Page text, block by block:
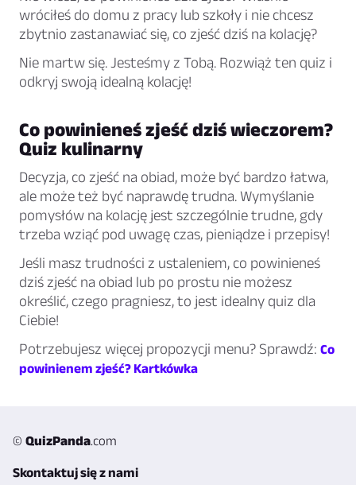
wróciłeś do domu z pracy lub szkoły i nie chcesz
zbytnio zastanawiać się, co zjeść dziś na kolację?
Nie martw się. Jesteśmy z Tobą. Rozwiąż ten quiz i
odkryj swoją idealną kolację!
Co powinieneś zjeść dziś wieczorem?
Quiz kulinarny
Decyzja, co zjeść na obiad, może być bardzo łatwa,
ale może też być naprawdę trudna. Wymyślanie
pomysłów na kolację jest szczególnie trudne, gdy
trzeba wziąć pod uwagę czas, pieniądze i przepisy!
Jeśli masz trudności z ustaleniem, co powinieneś
dziś zjeść na obiad lub po prostu nie możesz
określić, czego pragniesz, to jest idealny quiz dla
Ciebie!
Potrzebujesz więcej propozycji menu? Sprawdź: Co
powinienem zjeść? Kartkówka
© QuizPanda.com
Skontaktuj się z nami